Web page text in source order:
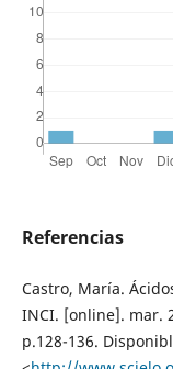
Referencias
Castro, María.
INCI. [online]. mar.
p.128-136.